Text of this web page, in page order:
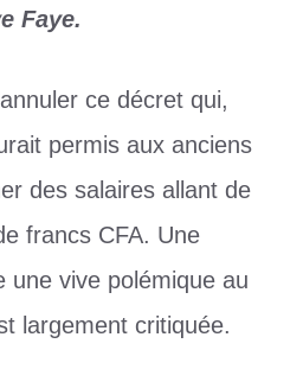
Faye.
ce décret qui,
permis aux anciens
des salaires allant de
francs CFA. Une
une vive polémique au
largement critiquée.